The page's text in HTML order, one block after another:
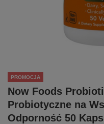
PROMOCJA
Now Foods
Probiotyczne na
Odporność 50